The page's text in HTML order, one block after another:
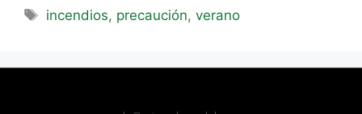
incendios, precaución,verano